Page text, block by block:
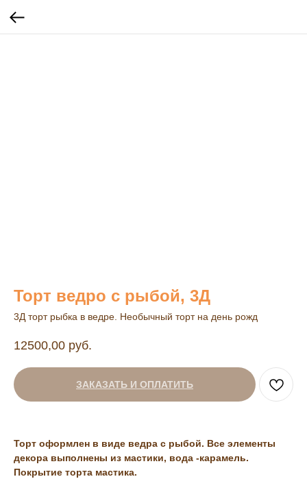
Торт ведро с рыбой, 3Д
3Д торт рыбка в ведре. Необычный торт на день рожд
12500,00 руб.
ЗАКАЗАТЬ И ОПЛАТИТЬ
Торт оформлен в виде ведра с рыбой. Все элементы
декора выполнены из мастики, вода -карамель.
Покрытие торта мастика.